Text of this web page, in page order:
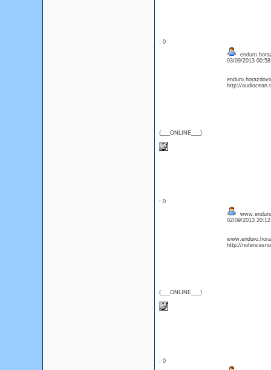
: 0
{___ONLINE___}
03/09/2013
http://
: 0
{___ONLINE___}
02/09/2013
http://
: 0